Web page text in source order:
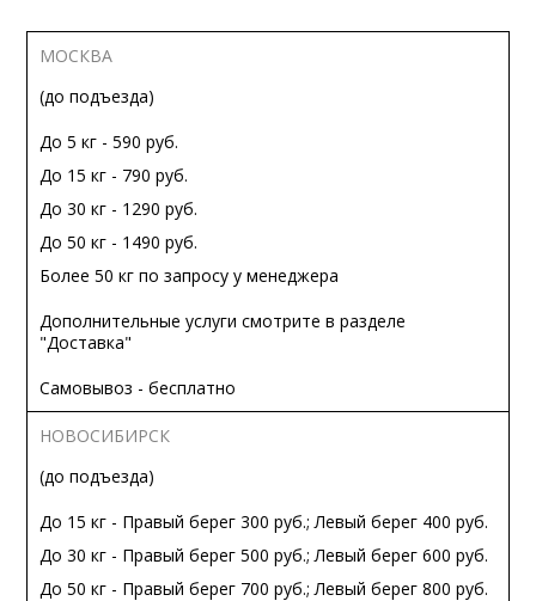
МОСКВА
(до подъезда)
До 5 кг - 590 руб.
До 15 кг - 790 руб.
До 30 кг - 1290 руб.
До 50 кг - 1490 руб.
Более 50 кг по запросу у менеджера
Дополнительные услуги смотрите в разделе
"Доставка"
Самовывоз - бесплатно
НОВОСИБИРСК
(до подъезда)
До 15 кг - Правый берег 300 руб.; Левый берег 400 руб.
До 30 кг - Правый берег 500 руб.; Левый берег 600 руб.
До 50 кг - Правый берег 700 руб.; Левый берег 800 руб.